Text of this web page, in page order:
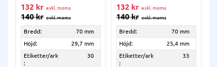
132 kr
140kr
Bredd:
70 mm
Höjd:
29,7 mm
Etiketter/ark
:
30
132 kr
140kr
Bredd:
70 mm
Höjd:
25,4 mm
Etiketter/ark
:
33